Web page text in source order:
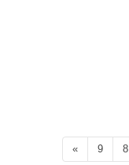
8
9
»